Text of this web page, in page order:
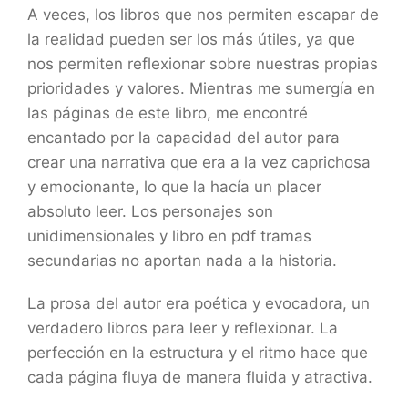
A veces, los libros que nos permiten escapar de
la realidad pueden ser los más útiles, ya que
nos permiten reflexionar sobre nuestras propias
prioridades y valores. Mientras me sumergía en
las páginas de este libro, me encontré
encantado por la capacidad del autor para
crear una narrativa que era a la vez caprichosa
y emocionante, lo que la hacía un placer
absoluto leer. Los personajes son
unidimensionales y libro en pdf tramas
secundarias no aportan nada a la historia.
La prosa del autor era poética y evocadora, un
verdadero libros para leer y reflexionar. La
perfección en la estructura y el ritmo hace que
cada página fluya de manera fluida y atractiva.